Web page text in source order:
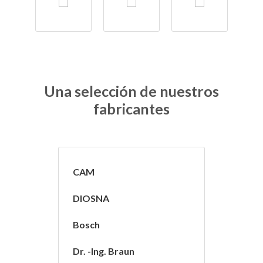
Una selección de nuestros
fabricantes
CAM
DIOSNA
Bosch
Dr. -Ing. Braun